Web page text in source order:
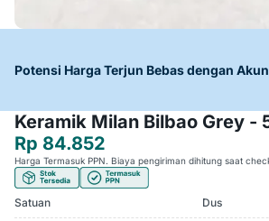
Potensi Harga Terjun Bebas dengan
Keramik Milan Bilbao Grey -
Rp 84.852
Harga Termasuk PPN. Biaya pengiriman dihitung saat
Satuan Dus